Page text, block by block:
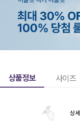
상품정보 사이즈
상